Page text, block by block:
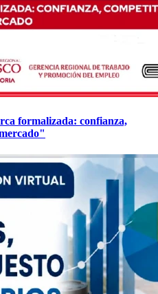
formalizada: confianza,